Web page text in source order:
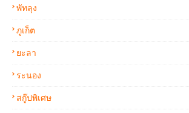
พัทลุง
ภูเก็ต
ยะลา
ระนอง
สกู๊ปพิเศษ